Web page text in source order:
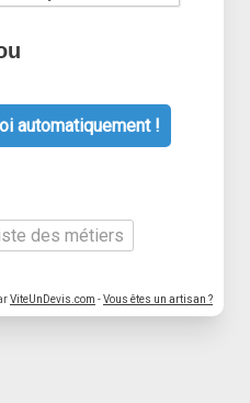
automatiquement !
des métiers
ViteUnDevis.com -Vous êtes un artisan ?